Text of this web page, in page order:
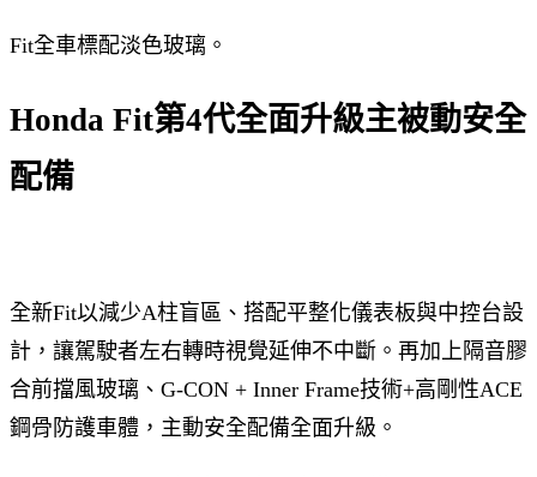
Fit全車標配淡色玻璃。
Honda Fit第4代全面升級主被動安全
配備
全新Fit以減少A柱盲區、搭配平整化儀表板與中控台設
計，讓駕駛者左右轉時視覺延伸不中斷。再加上隔音膠
合前擋風玻璃、G-CON + Inner Frame技術+高剛性ACE
鋼骨防護車體，主動安全配備全面升級。